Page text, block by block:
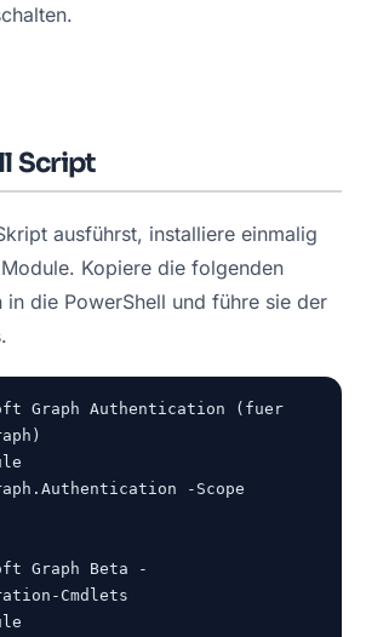
Script
ausführst, installiere einmalig
Kopiere die folgenden
in die PowerShell und führe sie der
Graph Authentication (fuer
-Scope
Graph Beta -
Cmdlets